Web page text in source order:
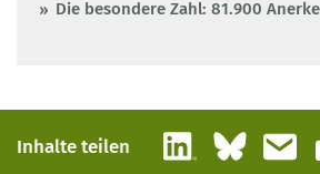
Die besondere Zahl: 81.900
Inhalte teilen LinkedInBlueskyE-